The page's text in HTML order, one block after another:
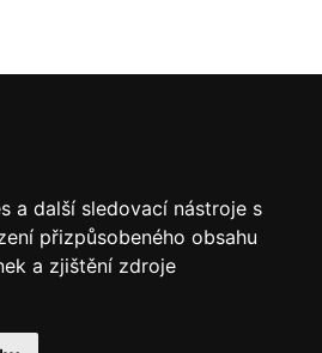
a další sledovací nástroje s
přizpůsobeného obsahu
a zjištění zdroje